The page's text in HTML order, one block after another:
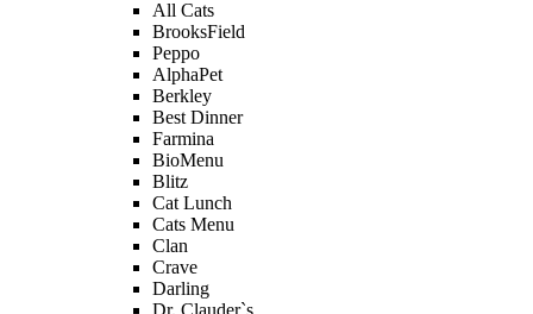
All Cats
BrooksField
Peppo
AlphaPet
Berkley
Best Dinner
Farmina
BioMenu
Blitz
Cat Lunch
Cats Menu
Clan
Crave
Darling
Dr. Clauder`s